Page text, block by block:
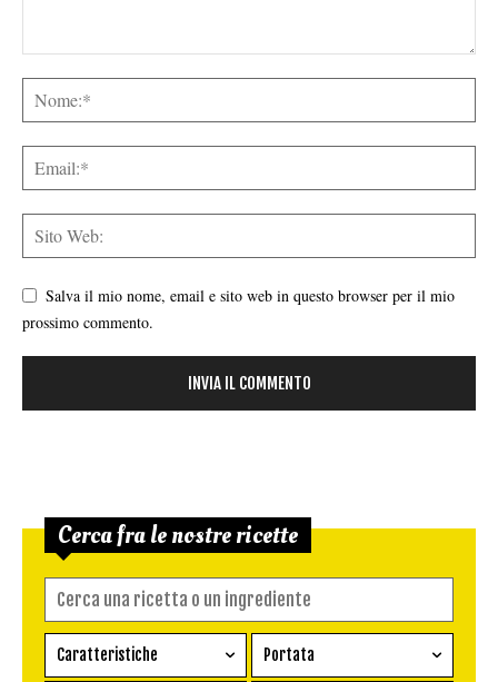
Salva il mio nome, email e sito web in questo browser per il mio
prossimo commento.
Cerca fra le nostre ricette
Caratteristiche Portata